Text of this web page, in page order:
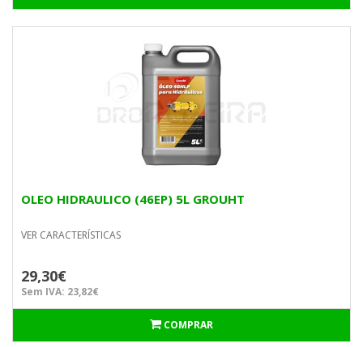
OLEO HIDRAULICO (46EP) 5L GROUHT
VER CARACTERÍSTICAS
29,30€
Sem IVA: 23,82€
COMPRAR